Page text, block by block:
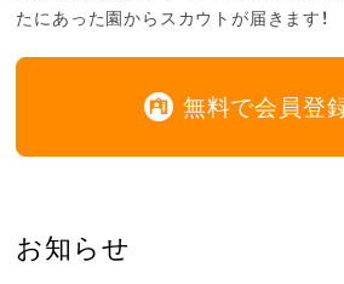
たにあった園からスカウトが届きます！
無料で会員登
お知らせ